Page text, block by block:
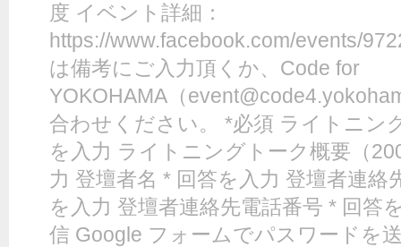
度 イベント詳細：
https://www.facebook.com/events/
は備考にご入力頂くか、Code for
YOKOHAMA（
合わせください。 *必須 ライトニン
を入力 ライトニングトーク概要（
力 登壇者名 * 回答を入力 登壇者連
を入力 登壇者連絡先電話番号 * 回答
信 Google フォームでパスワードを